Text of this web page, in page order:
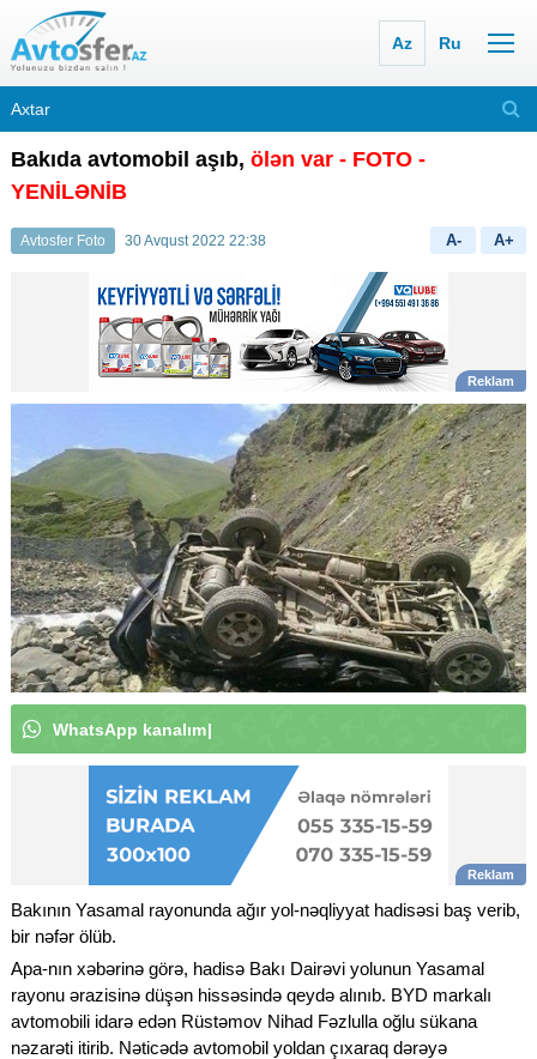
Az Ru
Bakıda avtomobil aşıb, ölən var - FOTO -
YENİLƏNİB
Avtosfer Foto 30 Avqust 2022 22:38 A- A+
WhatsApp kanalımı
Bakının Yasamal rayonunda ağır yol-nəqliyyat hadisəsi baş verib,
bir nəfər ölüb.
Apa-nın xəbərinə görə, hadisə Bakı Dairəvi yolunun Yasamal
rayonu ərazisinə düşən hissəsində qeydə alınıb. BYD markalı
avtomobili idarə edən Rüstəmov Nihad Fəzlulla oğlu sükana
nəzarəti itirib. Nəticədə avtomobil yoldan çıxaraq dərəyə